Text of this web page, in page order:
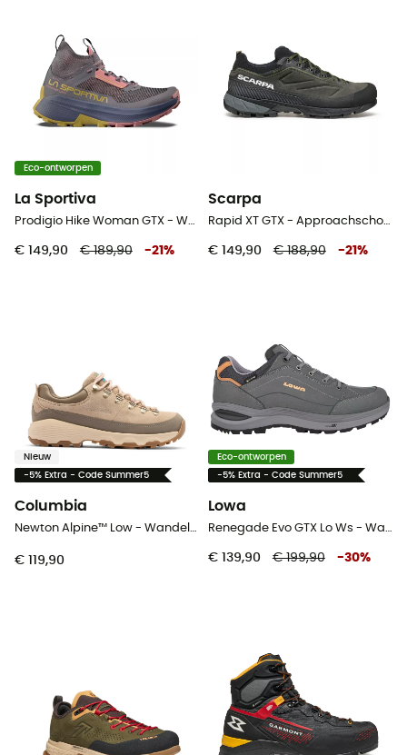
Eco-ontworpen
La Sportiva
Prodigio Hike Woman GTX - Wandelschoenen - Dames
€ 149,90 € 189,90 -21 %
Scarpa
Rapid XT GTX - Approachschoenen - Heren
€ 149,90 € 188,90 -21 %
Nieuw
-5% Extra - Code Summer5
Columbia
Newton Alpine™ Low - Wandelschoenen - Dames
€ 119,90
Eco-ontworpen
-5% Extra - Code Summer5
Lowa
Renegade Evo GTX Lo Ws - Wandelschoenen - Dames
€ 139,90 € 199,90 -30%